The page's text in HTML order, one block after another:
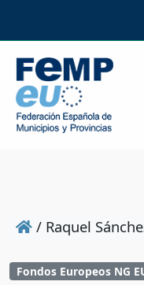
/ Raquel
Fondos Europeos NG